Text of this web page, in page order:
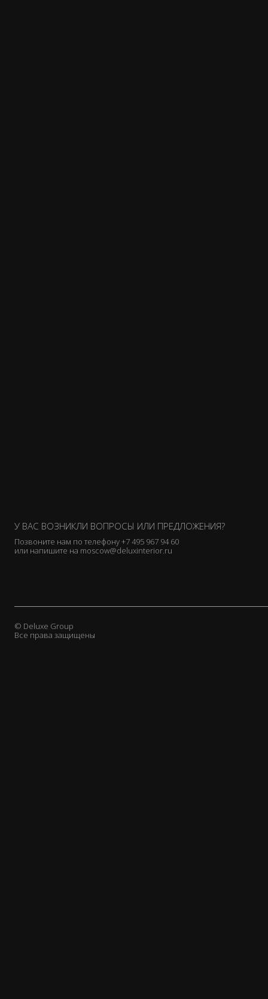
У ВАС ВОЗНИКЛИ ВОПРОСЫ ИЛИ ПРЕДЛОЖЕНИЯ?
Позвоните нам по телефону+7 495 967 94 60
или напишите на moscow@deluxinterior.ru
© Deluxe Group
Все права защищены